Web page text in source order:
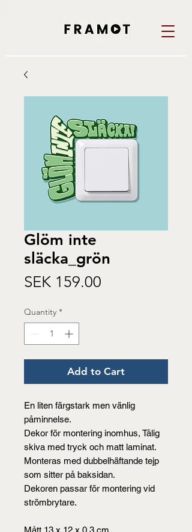
Glöm inte
släcka_grön
SEK 159.00
Quantity *
Add to Cart
En liten färgstark men vänlig
påminnelse.
Dekor för montering inomhus, Tålig
skiva med tryck och matt laminat.
Monteras med dubbelhäftande tejp
som sitter på baksidan.
Dekoren passar för montering vid
strömbrytare.
Mått 13 x 12 x 0,3 cm